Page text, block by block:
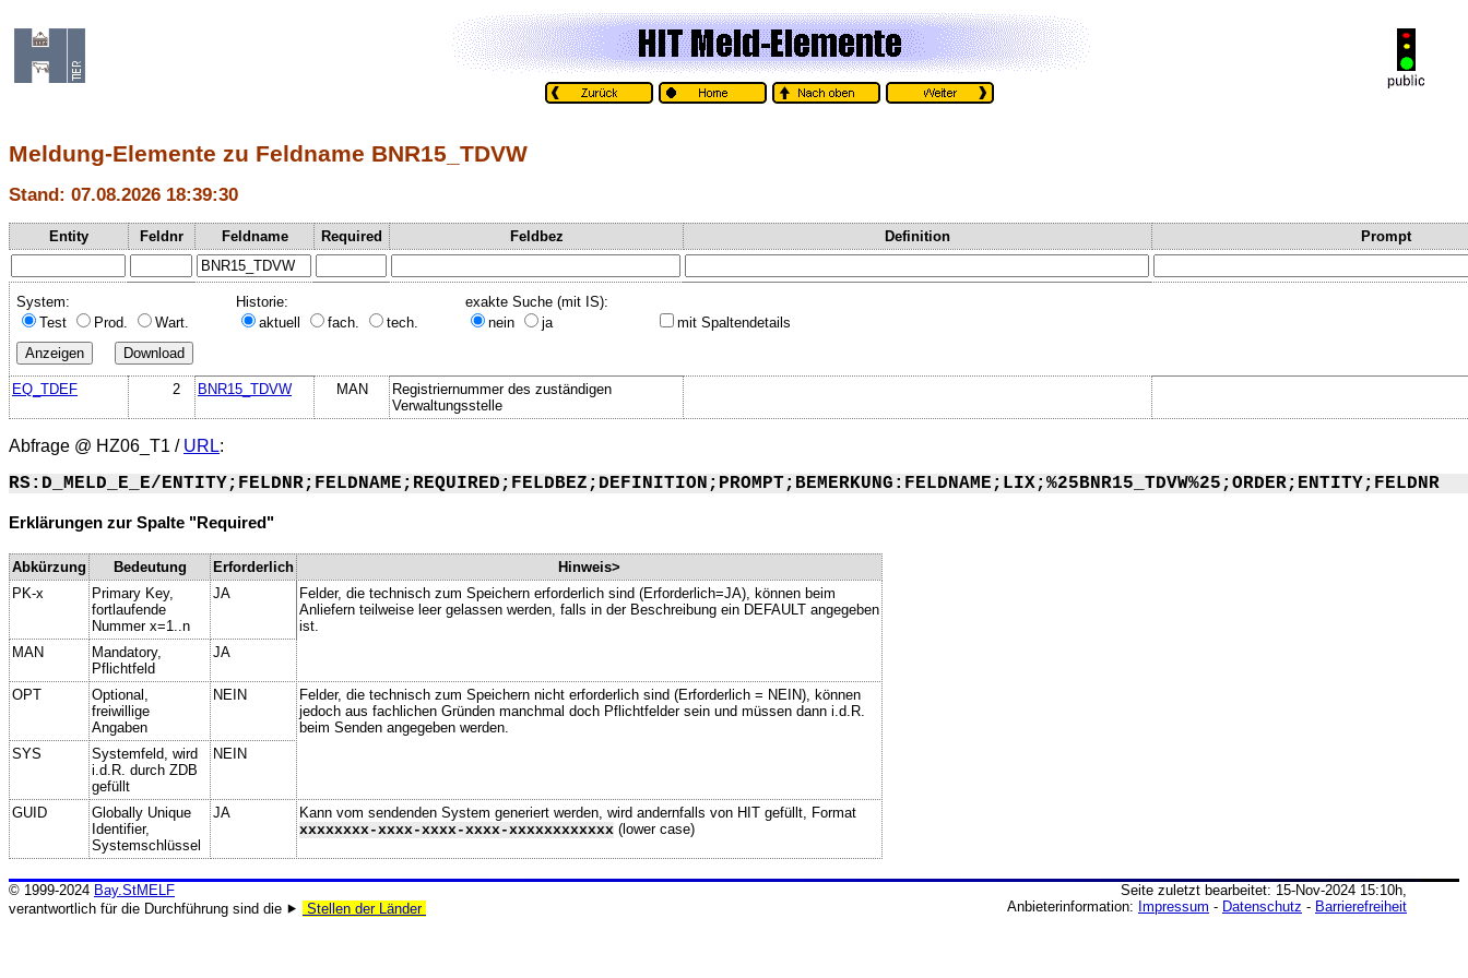
Meldung-Elemente zu Feldname BNR15_TDVW
Stand: 07.08.2026 18:39:30
Entity Feldnr Feldname Required Feldbez Definition Prompt
System:
Test
Prod. Wart.
Historie:
aktuell
fach. tech.
exakte Suche (mit IS):
nein
ja mit Spaltendetails
EQ_TDEF 2 BNR15_TDVW MAN
Registriernummer des zuständigen
Verwaltungsstelle
Abfrage @ HZ06_T1 / URL:
RS:D_MELD_E_E/ENTITY;FELDNR;FELDNAME;REQUIRED;FELDBEZ;DEFINITION;PROMPT;BEMERKUNG:FELDNAME;LIX;%25BNR15_TDVW%25;ORDER;ENTITY;FELDNR
Erklärungen zur Spalte "Required"
Abkürzung Bedeutung Erforderlich
Hinweis>
PK-x
Primary Key,
fortlaufende
Nummer x=1..n
JA
Felder, die technisch zum Speichern erforderlich sind (Erforderlich=JA), können beim
Anliefern teilweise leer gelassen werden, falls in der Beschreibung ein DEFAULT angegeben
ist.
MAN
Mandatory,
Pflichtfeld
JA
OPT
Optional,
freiwillige
Angaben
NEIN
Felder, die technisch zum Speichern nicht erforderlich sind (Erforderlich = NEIN), können
jedoch aus fachlichen Gründen manchmal doch Pflichtfelder sein und müssen dann i.d.R.
beim Senden angegeben werden.
SYS
Systemfeld, wird
i.d.R. durch ZDB
gefüllt
NEIN
GUID
Globally Unique
Identifier,
Systemschlüssel
JA
Kann vom sendenden System generiert werden, wird andernfalls von HIT gefüllt, Format
xxxxxxxx-xxxx-xxxx-xxxx-xxxxxxxxxxxx (lower case)
Seite zuletzt bearbeitet: 15-Nov-2024 15:10h,
Anbieterinformation: Impressum - Datenschutz - Barrierefreiheit
© 1999-2024 Bay.StMELF
verantwortlich für die Durchführung sind die ⯈
Stellen der Länder